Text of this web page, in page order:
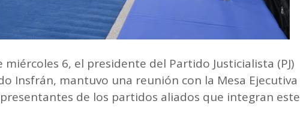
miércoles 6, el presidente del Partido Justicialista (PJ)
Insfrán, mantuvo una reunión con la Mesa Ejecutiva
de los partidos aliados que integran este